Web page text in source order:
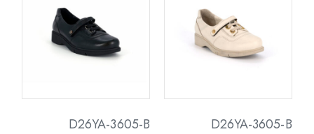
D26YA-3605-B
D26YA-3605-B